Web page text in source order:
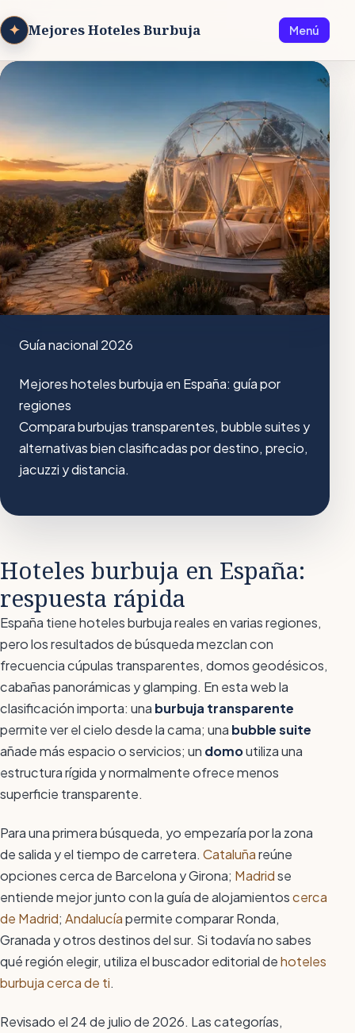
✦ Mejores Hoteles Burbuja Menú
Guía nacional 2026
Mejores hoteles burbuja en España: guía por
regiones
Compara burbujas transparentes, bubble suites y
alternativas bien clasificadas por destino, precio,
jacuzzi y distancia.
Hoteles burbuja en España:
respuesta rápida
España tiene hoteles burbuja reales en varias regiones,
pero los resultados de búsqueda mezclan con
frecuencia cúpulas transparentes, domos geodésicos,
cabañas panorámicas y glamping. En esta web la
clasificación importa: una burbuja transparente
permite ver el cielo desde la cama; una bubble suite
añade más espacio o servicios; un domoutiliza una
estructura rígida y normalmente ofrece menos
superficie transparente.
Para una primera búsqueda, yo empezaría por la zona
de salida y el tiempo de carretera. Cataluñareúne
opciones cerca de Barcelona y Girona; Madridse
entiende mejor junto con la guía de alojamientoscerca
de Madrid; Andalucíapermite comparar Ronda,
Granada y otros destinos del sur. Si todavía no sabes
qué región elegir, utiliza el buscador editorial dehoteles
burbuja cerca de ti.
Revisado el 24 de julio de 2026. Las categorías,